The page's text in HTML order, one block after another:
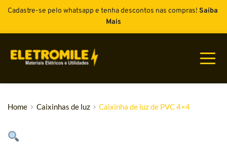
Cadastre-se pelo whatsapp e tenha descontos nas compras! Saiba
Mais
Home Caixinhas de luz Caixinha de luz de PVC 4×4